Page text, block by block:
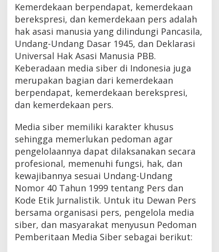
D
E
S
E
M
B
E
R
0
1
8
O
L
H
A
D
M
I
N
I
S
T
R
A
T
O
R
Kemerdekaan berpendapat, kemerdekaan
berekspresi, dan kemerdekaan pers adalah
hak asasi manusia yang dilindungi Pancasila,
Undang-Undang Dasar 1945, dan Deklarasi
Universal Hak Asasi Manusia PBB.
Keberadaan media siber di Indonesia juga
merupakan bagian dari kemerdekaan
berpendapat, kemerdekaan berekspresi,
dan kemerdekaan pers.
Media siber memiliki karakter khusus
sehingga memerlukan pedoman agar
pengelolaannya dapat dilaksanakan secara
profesional, memenuhi fungsi, hak, dan
kewajibannya sesuai Undang-Undang
Nomor 40 Tahun 1999 tentang Pers dan
Kode Etik Jurnalistik. Untuk itu Dewan Pers
bersama organisasi pers, pengelola media
siber, dan masyarakat menyusun Pedoman
Pemberitaan Media Siber sebagai berikut: